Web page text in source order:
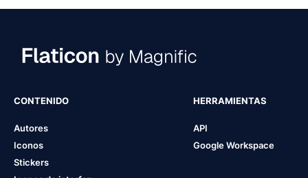
CONTENIDO
Autores
Iconos
Stickers
HERRAMIENTAS
API
Google Workspace